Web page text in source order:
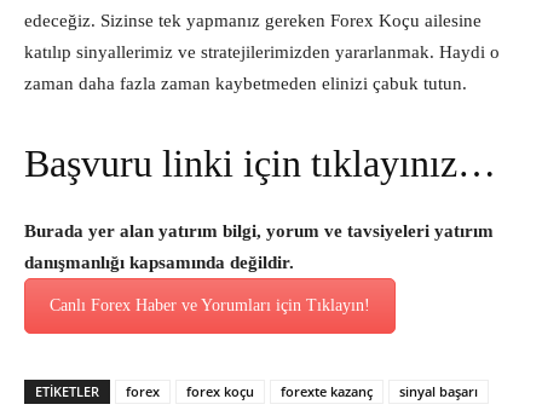
edeceğiz. Sizinse tek yapmanız gereken Forex Koçu ailesine
katılıp sinyallerimiz ve stratejilerimizden yararlanmak. Haydi o
zaman daha fazla zaman kaybetmeden elinizi çabuk tutun.
Başvuru linki için tıklayınız…
Burada yer alan yatırım bilgi, yorum ve tavsiyeleri yatırım
danışmanlığı kapsamında değildir.
Canlı Forex Haber ve Yorumları için Tıklayın!
ETİKETLER forex forex koçu forexte kazanç sinyal başarı